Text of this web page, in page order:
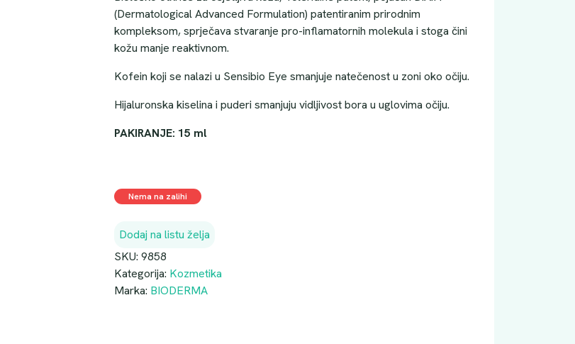
(Dermatological Advanced Formulation) patentiranim prirodnim
kompleksom, sprječava stvaranje pro-inflamatornih molekula i stoga čini
kožu manje reaktivnom.
Kofein koji se nalazi u Sensibio Eye smanjuje natečenost u zoni oko očiju.
Hijaluronska kiselina i puderi smanjuju vidljivost bora u uglovima očiju.
PAKIRANJE: 15 ml
Nema na zalihi
Dodaj na listu želja
SKU: 9858
Kategorija: Kozmetika
Marka: BIODERMA